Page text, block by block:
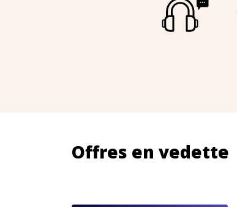
Offres en vedette